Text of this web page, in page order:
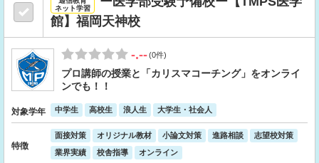
ネット学習
館】福岡天神校
-.--(0件)
プロ講師の授業と「カリスマコーチング」をオンライ
ンでも！！
対象学年 中学生 高校生 浪人生 大学生・社会人
特徴
面接対策 オリジナル教材 小論文対策 進路相談
志望校対策
業界実績
校舎指導 オンライン